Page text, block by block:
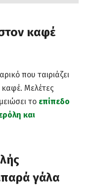
καφέ
που ταιριάζει
καφέ. Μελέτες
το επίπεδο
και
γάλα